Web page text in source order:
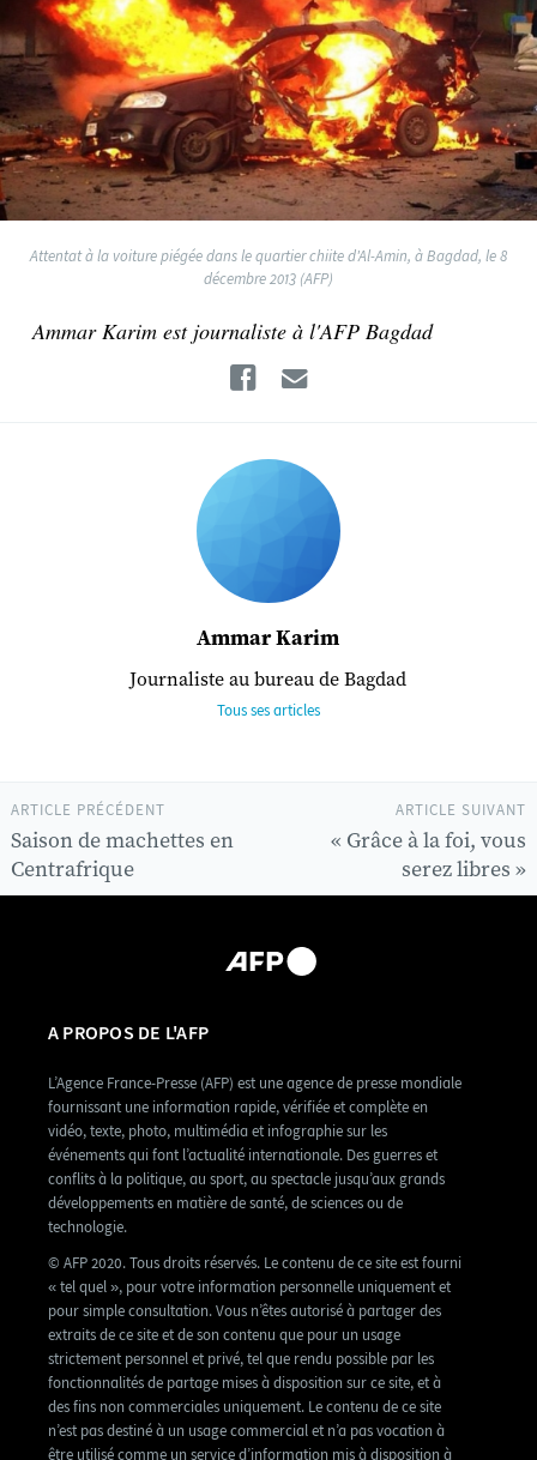
Attentat à la voiture piégée dans le quartier chiite d'Al-Amin, à Bagdad, le 8
décembre 2013 (AFP)
Ammar Karim est journaliste à l'AFP Bagdad
Facebook
Ammar Karim
Journaliste au bureau de Bagdad
Tous ses articles
ARTICLE SUIVANT
« Grâce à la foi, vous
serez libres »
ARTICLE PRÉCÉDENT
Saison de machettes en
Centrafrique
A PROPOS DE L'AFP
L’Agence France-Presse (AFP) est une agence de presse mondiale
fournissant une information rapide, vérifiée et complète en
vidéo, texte, photo, multimédia et infographie sur les
événements qui font l’actualité internationale. Des guerres et
conflits à la politique, au sport, au spectacle jusqu’aux grands
développements en matière de santé, de sciences ou de
technologie.
© AFP 2020. Tous droits réservés. Le contenu de ce site est fourni
« tel quel », pour votre information personnelle uniquement et
pour simple consultation. Vous n’êtes autorisé à partager des
extraits de ce site et de son contenu que pour un usage
strictement personnel et privé, tel que rendu possible par les
fonctionnalités de partage mises à disposition sur ce site, et à
des fins non commerciales uniquement. Le contenu de ce site
n’est pas destiné à un usage commercial et n’a pas vocation à
être utilisé comme un service d’information mis à disposition à